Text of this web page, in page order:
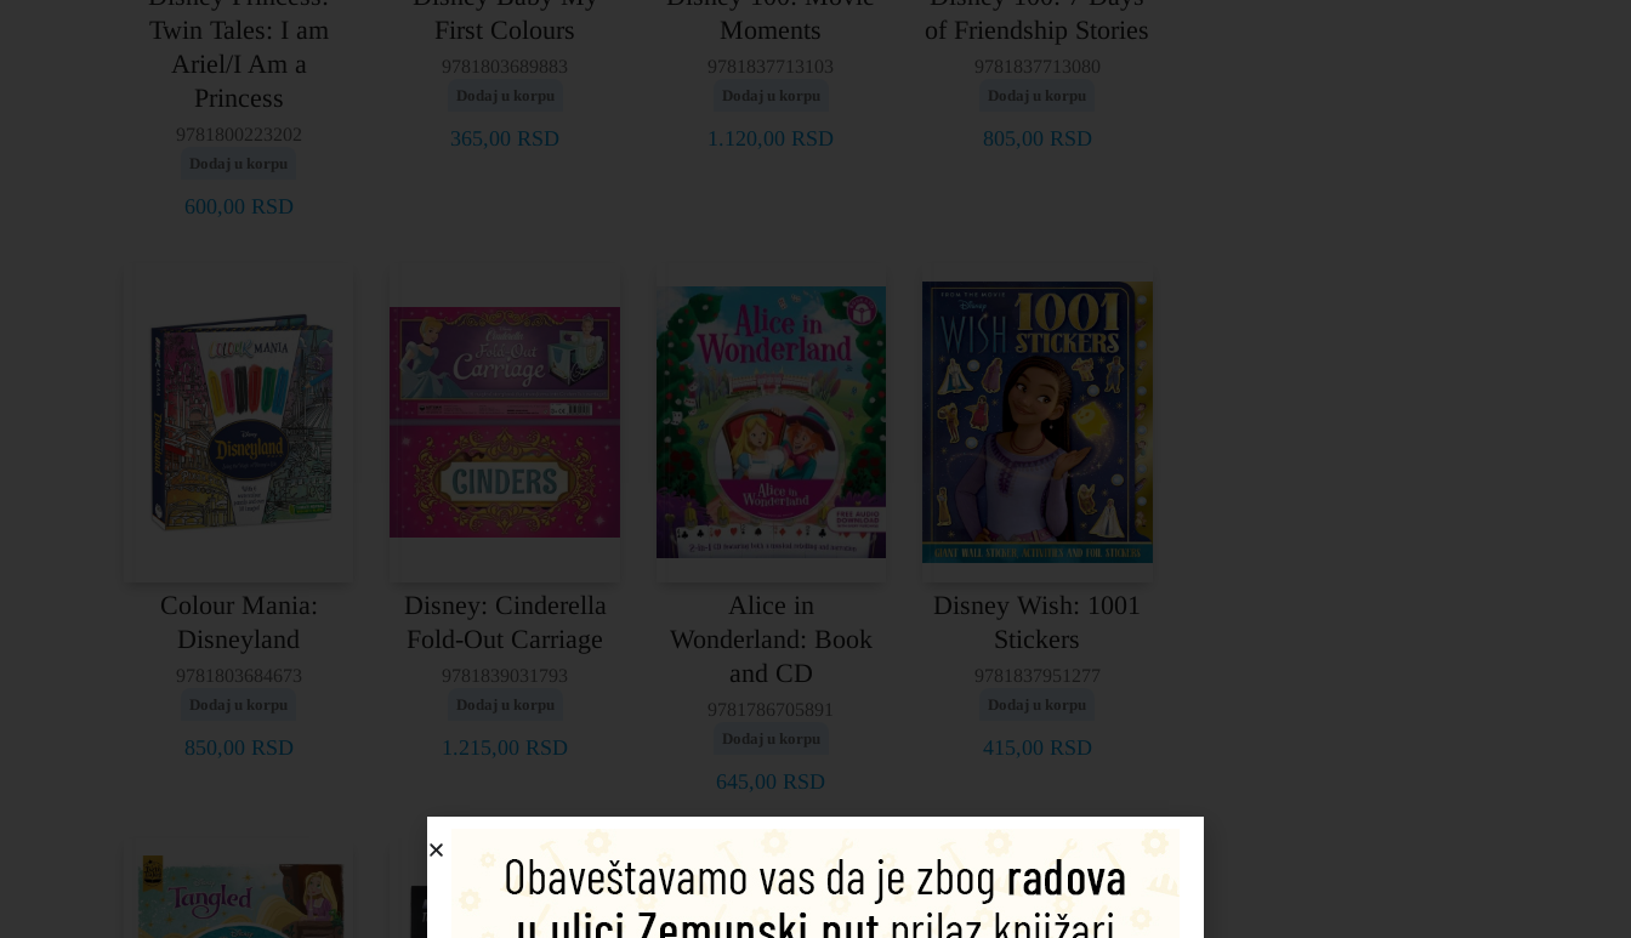
Twin Tales: I am
Ariel/I Am a
Princess
9781800223202
Dodaj u korpu
600,00 RSD
First Colours
9781803689883
Dodaj u korpu
365,00 RSD
Moments
9781837713103
Dodaj u korpu
1.120,00 RSD
of Friendship Stories
9781837713080
Dodaj u korpu
805,00 RSD
Colour Mania:
Disneyland
9781803684673
Dodaj u korpu
850,00 RSD
Disney: Cinderella
Fold-Out Carriage
9781839031793
Dodaj u korpu
1.215,00 RSD
Alice in
Wonderland: Book
and CD
9781786705891
Dodaj u korpu
645,00 RSD
Disney Wish: 1001
Stickers
9781837951277
Dodaj u korpu
415,00 RSD